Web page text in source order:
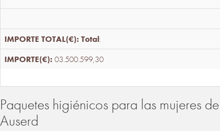
Total:
03.500.599,30
Paquetes higiénicos para las mujeres
Auserd